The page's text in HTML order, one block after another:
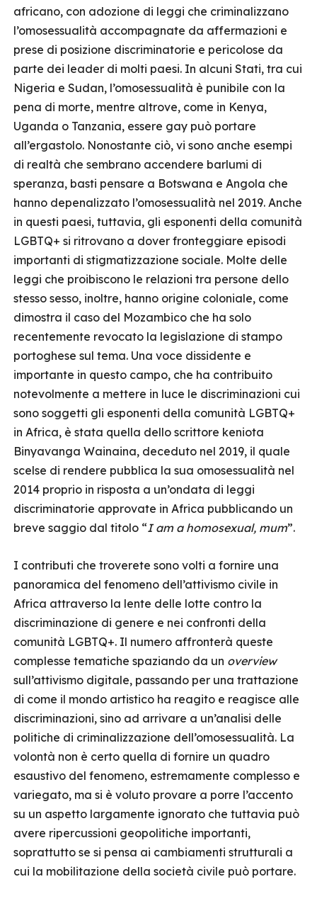
africano, con adozione di leggi che criminalizzano
l’omosessualità accompagnate da affermazioni e
prese di posizione discriminatorie e pericolose da
parte dei leader di molti paesi. In alcuni Stati, tra cui
Nigeria e Sudan, l’omosessualità è punibile con la
pena di morte, mentre altrove, come in Kenya,
Uganda o Tanzania, essere gay può portare
all’ergastolo. Nonostante ciò, vi sono anche esempi
di realtà che sembrano accendere barlumi di
speranza, basti pensare a Botswana e Angola che
hanno depenalizzato l’omosessualità nel 2019. Anche
in questi paesi, tuttavia, gli esponenti della comunità
LGBTQ+ si ritrovano a dover fronteggiare episodi
importanti di stigmatizzazione sociale. Molte delle
leggi che proibiscono le relazioni tra persone dello
stesso sesso, inoltre, hanno origine coloniale, come
dimostra il caso del Mozambico che ha solo
recentemente revocato la legislazione di stampo
portoghese sul tema. Una voce dissidente e
importante in questo campo, che ha contribuito
notevolmente a mettere in luce le discriminazioni cui
sono soggetti gli esponenti della comunità LGBTQ+
in Africa, è stata quella dello scrittore keniota
Binyavanga Wainaina, deceduto nel 2019, il quale
scelse di rendere pubblica la sua omosessualità nel
2014 proprio in risposta a un’ondata di leggi
discriminatorie approvate in Africa pubblicando un
breve saggio dal titolo “I am a homosexual, mum”.
I contributi che troverete sono volti a fornire una
panoramica del fenomeno dell’attivismo civile in
Africa attraverso la lente delle lotte contro la
discriminazione di genere e nei confronti della
comunità LGBTQ+. Il numero affronterà queste
complesse tematiche spaziando da un overview
sull’attivismo digitale, passando per una trattazione
di come il mondo artistico ha reagito e reagisce alle
discriminazioni, sino ad arrivare a un’analisi delle
politiche di criminalizzazione dell’omosessualità. La
volontà non è certo quella di fornire un quadro
esaustivo del fenomeno, estremamente complesso e
variegato, ma si è voluto provare a porre l’accento
su un aspetto largamente ignorato che tuttavia può
avere ripercussioni geopolitiche importanti,
soprattutto se si pensa ai cambiamenti strutturali a
cui la mobilitazione della società civile può portare.